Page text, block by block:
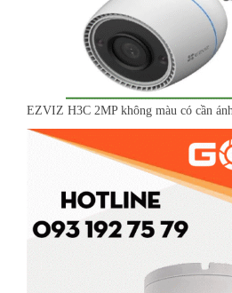
EZVIZ H3C 2MP không màu có cần